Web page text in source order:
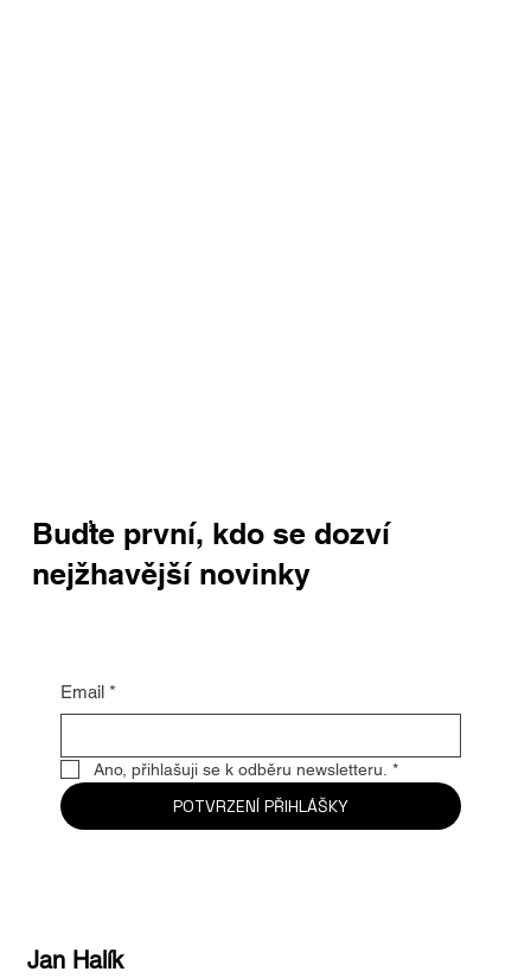
Buďte první, kdo se dozví
nejžhavější novinky
Email *
Ano, přihlašuji se k odběru newsletteru. *
POTVRZENÍ PŘIHLÁŠKY
Jan Halík